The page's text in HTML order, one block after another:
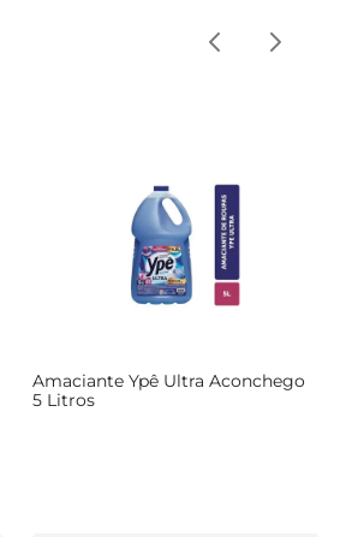
Amaciante Ypê Ultra Aconchego
5 Litros